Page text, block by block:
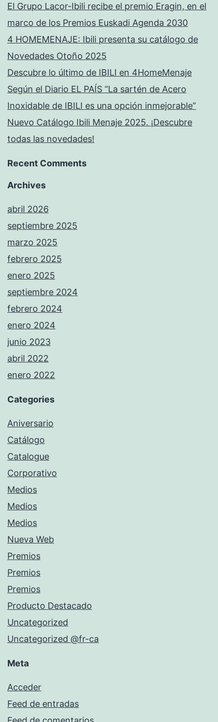
El Grupo Lacor-Ibili recibe el premio Eragin, en el
marco de los Premios Euskadi Agenda 2030
4 HOMEMENAJE: Ibili presenta su catálogo de
Novedades Otoño 2025
Descubre lo último de IBILI en 4HomeMenaje
Según el Diario EL PAÍS “La sartén de Acero
Inoxidable de IBILI es una opción inmejorable”
Nuevo Catálogo Ibili Menaje 2025. ¡Descubre
todas las novedades!
Recent Comments
Archives
abril 2026
septiembre 2025
marzo 2025
febrero 2025
enero 2025
septiembre 2024
febrero 2024
enero 2024
junio 2023
abril 2022
enero 2022
Categories
Aniversario
Catálogo
Catalogue
Corporativo
Medios
Medios
Medios
Nueva Web
Premios
Premios
Premios
Producto Destacado
Uncategorized
Uncategorized @fr-ca
Meta
Acceder
Feed de entradas